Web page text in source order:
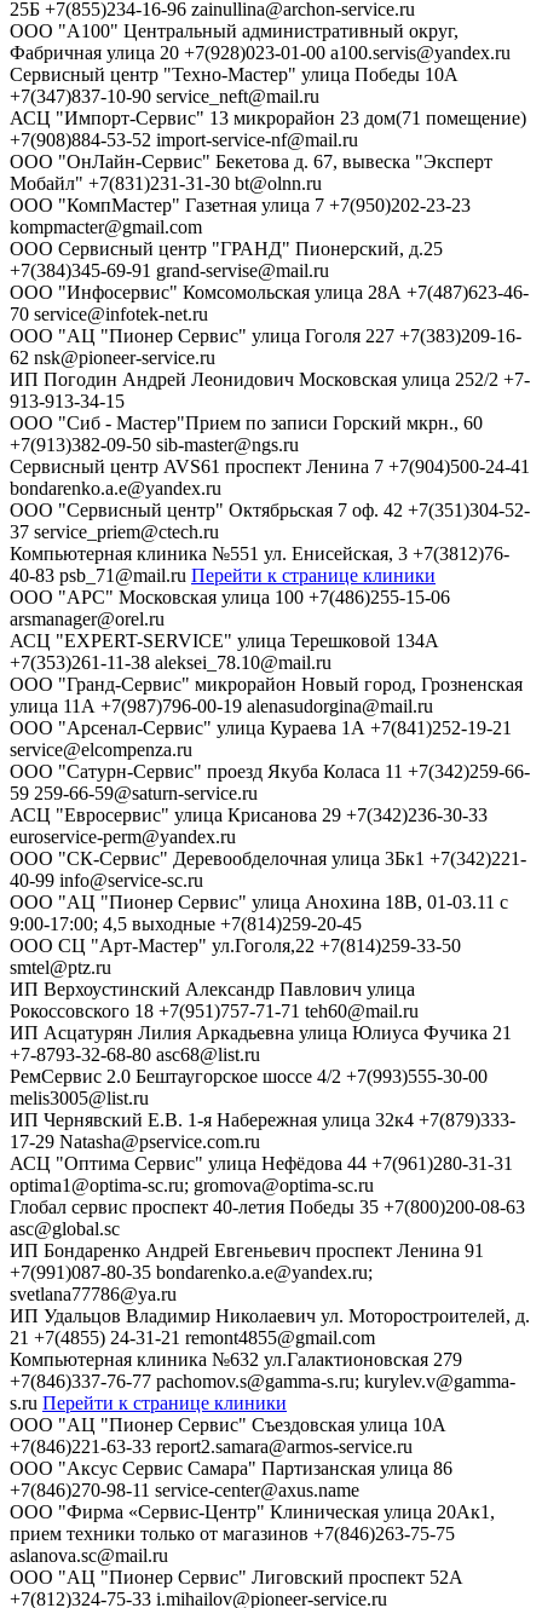
25Б +7(855)234-16-96 zainullina@archon-service.ru
ООО "А100" Центральный административный округ,
Фабричная улица 20 +7(928)023-01-00 a100.servis@yandex.ru
Сервисный центр "Техно-Мастер" улица Победы 10А
+7(347)837-10-90 service_neft@mail.ru
АСЦ "Импорт-Сервис" 13 микрорайон 23 дом(71 помещение)
+7(908)884-53-52 import-service-nf@mail.ru
ООО "ОнЛайн-Сервис" Бекетова д. 67, вывеска "Эксперт
Мобайл" +7(831)231-31-30 bt@olnn.ru
ООО "КомпМастер" Газетная улица 7 +7(950)202-23-23
kompmacter@gmail.com
ООО Сервисный центр "ГРАНД" Пионерский, д.25
+7(384)345-69-91 grand-servise@mail.ru
ООО "Инфосервис" Комсомольская улица 28А +7(487)623-46-
70 service@infotek-net.ru
ООО "АЦ "Пионер Сервис" улица Гоголя 227 +7(383)209-16-
62 nsk@pioneer-service.ru
ИП Погодин Андрей Леонидович Московская улица 252/2 +7-
913-913-34-15
ООО "Сиб - Мастер"Прием по записи Горский мкрн., 60
+7(913)382-09-50 sib-master@ngs.ru
Сервисный центр AVS61 проспект Ленина 7 +7(904)500-24-41
bondarenko.a.e@yandex.ru
ООО "Сервисный центр" Октябрьская 7 оф. 42 +7(351)304-52-
37 service_priem@ctech.ru
Компьютерная клиника №551 ул. Енисейская, 3 +7(3812)76-
40-83 psb_71@mail.ru Перейти к странице клиники
ООО "АРС" Московская улица 100 +7(486)255-15-06
arsmanager@orel.ru
АСЦ "EXPERT-SERVICE" улица Терешковой 134А
+7(353)261-11-38 aleksei_78.10@mail.ru
ООО "Гранд-Сервис" микрорайон Новый город, Грозненская
улица 11А +7(987)796-00-19 alenasudorgina@mail.ru
ООО "Арсенал-Сервис" улица Кураева 1А +7(841)252-19-21
service@elcompenza.ru
ООО "Сатурн-Сервис" проезд Якуба Коласа 11 +7(342)259-66-
59 259-66-59@saturn-service.ru
АСЦ "Евросервис" улица Крисанова 29 +7(342)236-30-33
euroservice-perm@yandex.ru
ООО "СК-Сервис" Деревообделочная улица 3Бк1 +7(342)221-
40-99 info@service-sc.ru
ООО "АЦ "Пионер Сервис" улица Анохина 18В, 01-03.11 с
9:00-17:00; 4,5 выходные +7(814)259-20-45
ООО СЦ "Арт-Мастер" ул.Гоголя,22 +7(814)259-33-50
smtel@ptz.ru
ИП Верхоустинский Александр Павлович улица
Рокоссовского 18 +7(951)757-71-71 teh60@mail.ru
ИП Асцатурян Лилия Аркадьевна улица Юлиуса Фучика 21
+7-8793-32-68-80 asc68@list.ru
РемСервис 2.0 Бештаугорское шоссе 4/2 +7(993)555-30-00
melis3005@list.ru
ИП Чернявский Е.В. 1-я Набережная улица 32к4 +7(879)333-
17-29 Natasha@pservice.com.ru
АСЦ "Оптима Сервис" улица Нефёдова 44 +7(961)280-31-31
optima1@optima-sc.ru; gromova@optima-sc.ru
Глобал сервис проспект 40-летия Победы 35 +7(800)200-08-63
asc@global.sc
ИП Бондаренко Андрей Евгеньевич проспект Ленина 91
+7(991)087-80-35 bondarenko.a.e@yandex.ru;
svetlana77786@ya.ru
ИП Удальцов Владимир Николаевич ул. Моторостроителей, д.
21 +7(4855) 24-31-21 remont4855@gmail.com
Компьютерная клиника №632 ул.Галактионовская 279
+7(846)337-76-77 pachomov.s@gamma-s.ru; kurylev.v@gamma-
s.ru Перейти к странице клиники
ООО "АЦ "Пионер Сервис" Съездовская улица 10А
+7(846)221-63-33 report2.samara@armos-service.ru
ООО "Аксус Сервис Самара" Партизанская улица 86
+7(846)270-98-11 service-center@axus.name
ООО "Фирма «Сервис-Центр" Клиническая улица 20Ак1,
прием техники только от магазинов +7(846)263-75-75
aslanova.sc@mail.ru
ООО "АЦ "Пионер Сервис" Лиговский проспект 52А
+7(812)324-75-33 i.mihailov@pioneer-service.ru